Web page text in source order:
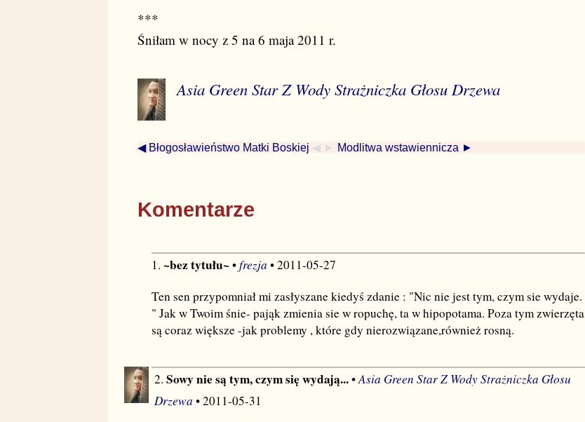
***
Śniłam w nocy z 5 na 6 maja 2011 r.
Asia Green Star Z Wody Strażniczka Głosu Drzewa
◀ Błogosławieństwo Matki Boskiej ◀ ► Modlitwa wstawiennicza ►
Komentarze
1. ~bez tytułu~•frezja • 2011-05-27
Ten sen przypomniał mi zasłyszane kiedyś zdanie : "Nic nie jest tym, czym sie wydaje.
" Jak w Twoim śnie- pająk zmienia sie w ropuchę, ta w hipopotama. Poza tym zwierzęta
są coraz większe -jak problemy , które gdy nierozwiązane,również rosną.
2. Sowy nie są tym, czym się wydają...•Asia Green Star Z Wody Strażniczka Głosu
Drzewa • 2011-05-31